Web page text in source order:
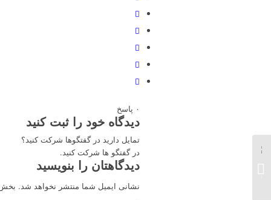
۰ پاسخ
دیدگاه خود را ثبت کنید
تمایل دارید در گفتگوها شرکت کنید؟
در گفتگو ها شرکت کنید.
دیدگاهتان را بنویسید
نشانی ایمیل شما منتشر نخواهد شد.